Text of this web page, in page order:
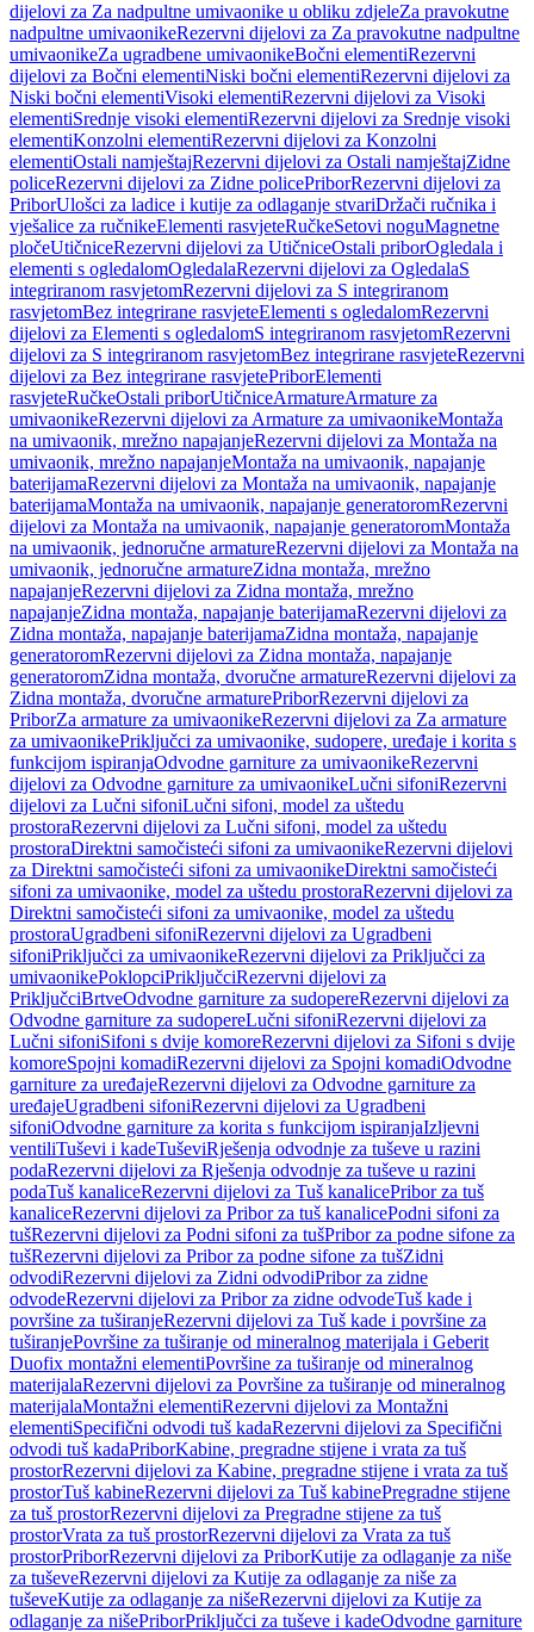
dijelovi za Za nadpultne umivaonike u obliku zdjeleZa pravokutne
nadpultne umivaonikeRezervni dijelovi za Za pravokutne nadpultne
umivaonikeZa ugradbene umivaonikeBočni elementiRezervni
dijelovi za Bočni elementiNiski bočni elementiRezervni dijelovi za
Niski bočni elementiVisoki elementiRezervni dijelovi za Visoki
elementiSrednje visoki elementiRezervni dijelovi za Srednje visoki
elementiKonzolni elementiRezervni dijelovi za Konzolni
elementiOstali namještajRezervni dijelovi za Ostali namještajZidne
policeRezervni dijelovi za Zidne policePriborRezervni dijelovi za
PriborUlošci za ladice i kutije za odlaganje stvariDržači ručnika i
vješalice za ručnikeElementi rasvjeteRučkeSetovi noguMagnetne
pločeUtičniceRezervni dijelovi za UtičniceOstali priborOgledala i
elementi s ogledalomOgledalaRezervni dijelovi za OgledalaS
integriranom rasvjetomRezervni dijelovi za S integriranom
rasvjetomBez integrirane rasvjeteElementi s ogledalomRezervni
dijelovi za Elementi s ogledalomS integriranom rasvjetomRezervni
dijelovi za S integriranom rasvjetomBez integrirane rasvjeteRezervni
dijelovi za Bez integrirane rasvjetePriborElementi
rasvjeteRučkeOstali priborUtičniceArmatureArmature za
umivaonikeRezervni dijelovi za Armature za umivaonikeMontaža
na umivaonik, mrežno napajanjeRezervni dijelovi za Montaža na
umivaonik, mrežno napajanjeMontaža na umivaonik, napajanje
baterijamaRezervni dijelovi za Montaža na umivaonik, napajanje
baterijamaMontaža na umivaonik, napajanje generatoromRezervni
dijelovi za Montaža na umivaonik, napajanje generatoromMontaža
na umivaonik, jednoručne armatureRezervni dijelovi za Montaža na
umivaonik, jednoručne armatureZidna montaža, mrežno
napajanjeRezervni dijelovi za Zidna montaža, mrežno
napajanjeZidna montaža, napajanje baterijamaRezervni dijelovi za
Zidna montaža, napajanje baterijamaZidna montaža, napajanje
generatoromRezervni dijelovi za Zidna montaža, napajanje
generatoromZidna montaža, dvoručne armatureRezervni dijelovi za
Zidna montaža, dvoručne armaturePriborRezervni dijelovi za
PriborZa armature za umivaonikeRezervni dijelovi za Za armature
za umivaonikePriključci za umivaonike, sudopere, uređaje i korita s
funkcijom ispiranjaOdvodne garniture za umivaonikeRezervni
dijelovi za Odvodne garniture za umivaonikeLučni sifoniRezervni
dijelovi za Lučni sifoniLučni sifoni, model za uštedu
prostoraRezervni dijelovi za Lučni sifoni, model za uštedu
prostoraDirektni samočisteći sifoni za umivaonikeRezervni dijelovi
za Direktni samočisteći sifoni za umivaonikeDirektni samočisteći
sifoni za umivaonike, model za uštedu prostoraRezervni dijelovi za
Direktni samočisteći sifoni za umivaonike, model za uštedu
prostoraUgradbeni sifoniRezervni dijelovi za Ugradbeni
sifoniPriključci za umivaonikeRezervni dijelovi za Priključci za
umivaonikePoklopciPriključciRezervni dijelovi za
PriključciBrtveOdvodne garniture za sudopereRezervni dijelovi za
Odvodne garniture za sudopereLučni sifoniRezervni dijelovi za
Lučni sifoniSifoni s dvije komoreRezervni dijelovi za Sifoni s dvije
komoreSpojni komadiRezervni dijelovi za Spojni komadiOdvodne
garniture za uređajeRezervni dijelovi za Odvodne garniture za
uređajeUgradbeni sifoniRezervni dijelovi za Ugradbeni
sifoniOdvodne garniture za korita s funkcijom ispiranjaIzljevni
ventiliTuševi i kadeTuševiRješenja odvodnje za tuševe u razini
podaRezervni dijelovi za Rješenja odvodnje za tuševe u razini
podaTuš kanaliceRezervni dijelovi za Tuš kanalicePribor za tuš
kanaliceRezervni dijelovi za Pribor za tuš kanalicePodni sifoni za
tušRezervni dijelovi za Podni sifoni za tušPribor za podne sifone za
tušRezervni dijelovi za Pribor za podne sifone za tušZidni
odvodiRezervni dijelovi za Zidni odvodiPribor za zidne
odvodeRezervni dijelovi za Pribor za zidne odvodeTuš kade i
površine za tuširanjeRezervni dijelovi za Tuš kade i površine za
tuširanjePovršine za tuširanje od mineralnog materijala i Geberit
Duofix montažni elementiPovršine za tuširanje od mineralnog
materijalaRezervni dijelovi za Površine za tuširanje od mineralnog
materijalaMontažni elementiRezervni dijelovi za Montažni
elementiSpecifični odvodi tuš kadaRezervni dijelovi za Specifični
odvodi tuš kadaPriborKabine, pregradne stijene i vrata za tuš
prostorRezervni dijelovi za Kabine, pregradne stijene i vrata za tuš
prostorTuš kabineRezervni dijelovi za Tuš kabinePregradne stijene
za tuš prostorRezervni dijelovi za Pregradne stijene za tuš
prostorVrata za tuš prostorRezervni dijelovi za Vrata za tuš
prostorPriborRezervni dijelovi za PriborKutije za odlaganje za niše
za tuševeRezervni dijelovi za Kutije za odlaganje za niše za
tuševeKutije za odlaganje za nišeRezervni dijelovi za Kutije za
odlaganje za nišePriborPriključci za tuševe i kadeOdvodne garniture